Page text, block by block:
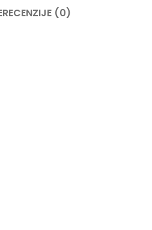
RECENZIJE (0)